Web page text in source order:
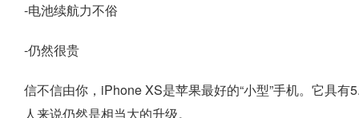
-电池续航力不俗
-仍然很贵
信不信由你，iPhone XS是苹果最好的“小型”手机。它具
人来说仍然是相当大的升级。